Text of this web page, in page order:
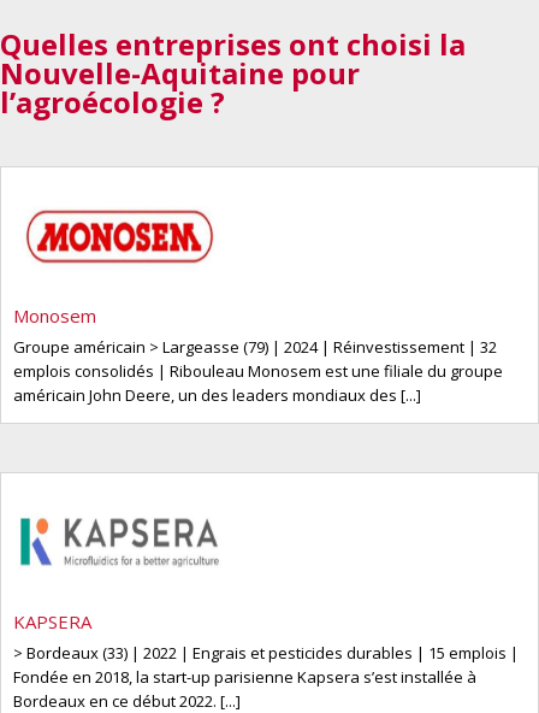
Quelles entreprises ont choisi la
Nouvelle-Aquitaine pour
l’agroécologie ?
Monosem
Groupe américain > Largeasse (79) | 2024 | Réinvestissement | 32
emplois consolidés | Ribouleau Monosem est une filiale du groupe
américain John Deere, un des leaders mondiaux des [...]
KAPSERA
> Bordeaux (33) | 2022 | Engrais et pesticides durables | 15 emplois |
Fondée en 2018, la start-up parisienne Kapsera s’est installée à
Bordeaux en ce début 2022. [...]